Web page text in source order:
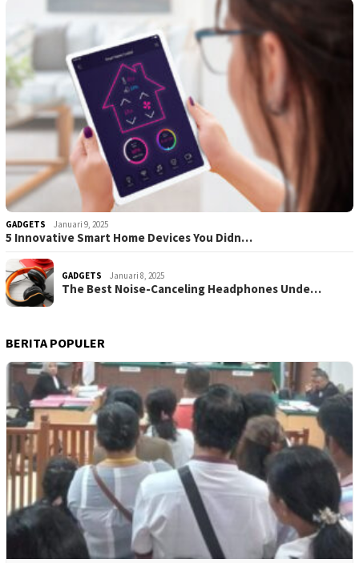
GADGETS Januari 9, 2025
5 Innovative Smart Home Devices You Didn…
GADGETS Januari 8, 2025
The Best Noise-Canceling Headphones Unde…
BERITA POPULER